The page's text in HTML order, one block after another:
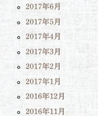
2017年6月
2017年5月
2017年4月
2017年3月
2017年2月
2017年1月
2016年12月
2016年11月